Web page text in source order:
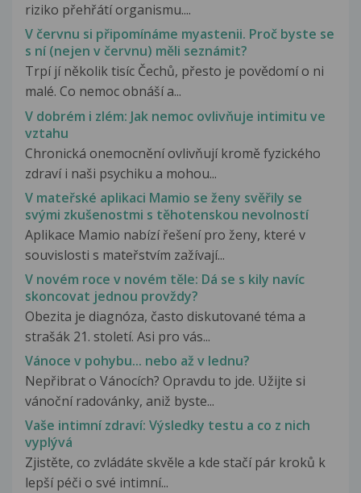
riziko přehřátí organismu....
V červnu si připomínáme myastenii. Proč byste se
s ní (nejen v červnu) měli seznámit?
Trpí jí několik tisíc Čechů, přesto je povědomí o ni
malé. Co nemoc obnáší a...
V dobrém i zlém: Jak nemoc ovlivňuje intimitu ve
vztahu
Chronická onemocnění ovlivňují kromě fyzického
zdraví i naši psychiku a mohou...
V mateřské aplikaci Mamio se ženy svěřily se
svými zkušenostmi s těhotenskou nevolností
Aplikace Mamio nabízí řešení pro ženy, které v
souvislosti s mateřstvím zažívají...
V novém roce v novém těle: Dá se s kily navíc
skoncovat jednou provždy?
Obezita je diagnóza, často diskutované téma a
strašák 21. století. Asi pro vás...
Vánoce v pohybu... nebo až v lednu?
Nepřibrat o Vánocích? Opravdu to jde. Užijte si
vánoční radovánky, aniž byste...
Vaše intimní zdraví: Výsledky testu a co z nich
vyplývá
Zjistěte, co zvládáte skvěle a kde stačí pár kroků k
lepší péči o své intimní...